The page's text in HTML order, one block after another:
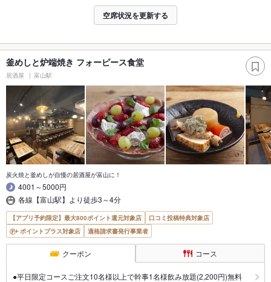
空席状況を更新する
釜めしと炉端焼き フォーピース食堂
居酒屋 富山駅
炭火焼と釜めしが自慢の居酒屋が富山に！
4001～5000円
各線【富山駅】より徒歩3～4分
【アプリ予約限定】最大800ポイント還元対象店
口コミ投稿特典対象店
ポイントプラス対象店
適格請求書発行事業者
クーポン コース
●平日限定コースご注文10名様以上で幹事1名様飲み放題(2,200円)無料